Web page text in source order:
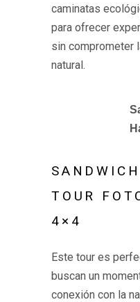
caminatas
para ofrecer
sin comprometer
natural.
TOUR
4×4
Este tour es
buscan un
conexión con la